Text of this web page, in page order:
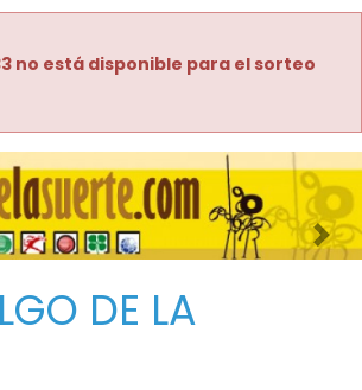
no está disponible para el sorteo
DE LA